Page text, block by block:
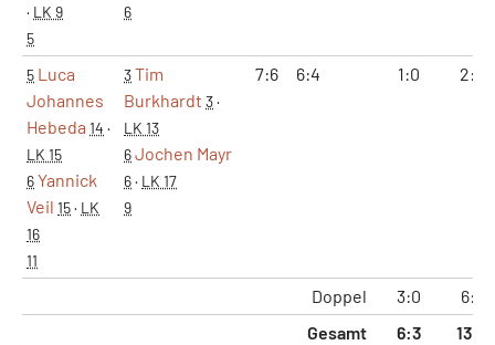
· LK 9
5
6
5 Luca
Johannes
Hebeda 14 ·
LK 15
6Yannick
Veil 15· LK
16
11
3Tim
Burkhardt 3·
LK 13
6Jochen Mayr
6· LK 17
9
7:6 6:4 1:0 2:0
Doppel 3:0
6:0
Gesamt
6:3 13:7